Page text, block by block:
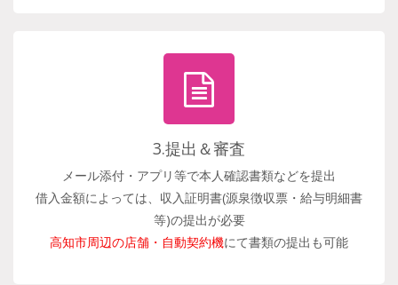
3.提出＆審査
メール添付・アプリ等で本人確認書類などを提出
借入金額によっては、収入証明書(源泉徴収票・給与明細書
等)の提出が必要
高知市周辺の店舗・自動契約機にて書類の提出も可能